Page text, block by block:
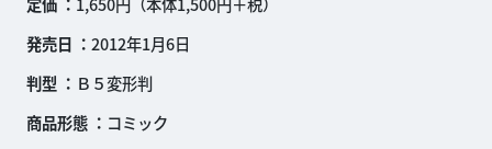
発売日
2012年1月6日
判型
Ｂ５変形判
商品形態
コミック